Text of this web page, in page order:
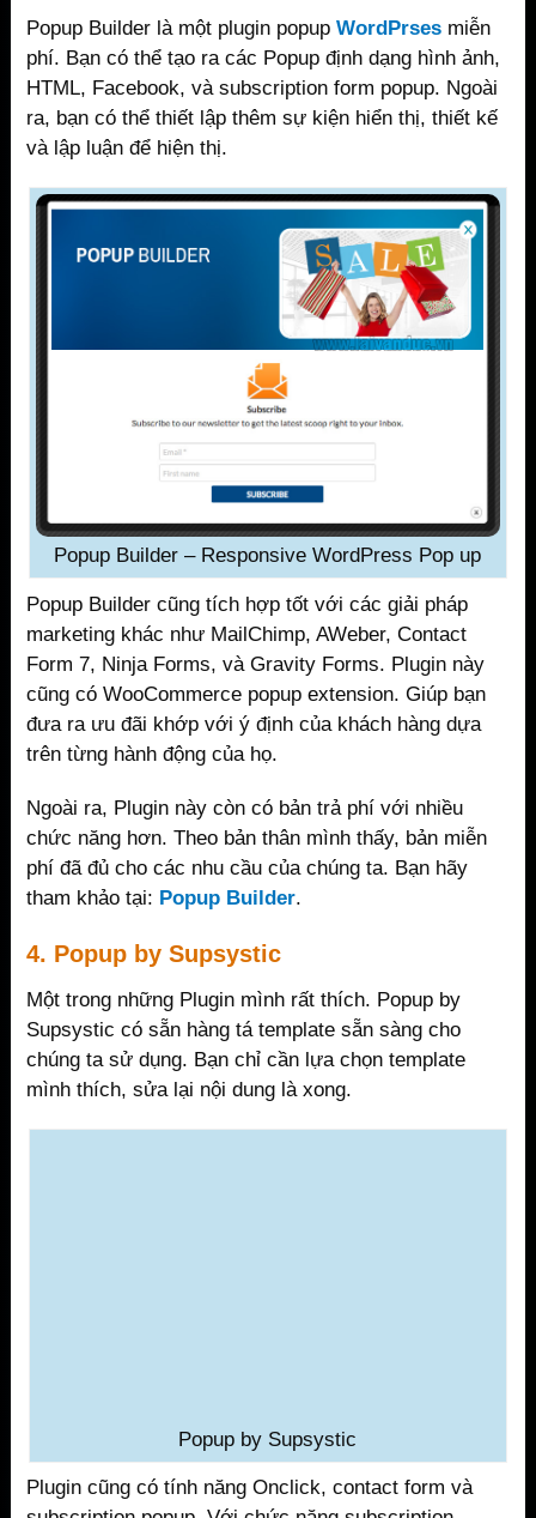
Popup Builder là một plugin popup WordPrses miễn
phí. Bạn có thể tạo ra các Popup định dạng hình ảnh,
HTML, Facebook, và subscription form popup. Ngoài
ra, bạn có thể thiết lập thêm sự kiện hiển thị, thiết kế
và lập luận để hiện thị.
Popup Builder – Responsive WordPress Pop up
Popup Builder cũng tích hợp tốt với các giải pháp
marketing khác như MailChimp, AWeber, Contact
Form 7, Ninja Forms, và Gravity Forms. Plugin này
cũng có WooCommerce popup extension. Giúp bạn
đưa ra ưu đãi khớp với ý định của khách hàng dựa
trên từng hành động của họ.
Ngoài ra, Plugin này còn có bản trả phí với nhiều
chức năng hơn. Theo bản thân mình thấy, bản miễn
phí đã đủ cho các nhu cầu của chúng ta. Bạn hãy
tham khảo tại: Popup Builder.
4. Popup by Supsystic
Một trong những Plugin mình rất thích. Popup by
Supsystic có sẵn hàng tá template sẵn sàng cho
chúng ta sử dụng. Bạn chỉ cần lựa chọn template
mình thích, sửa lại nội dung là xong.
Popup by Supsystic
Plugin cũng có tính năng Onclick, contact form và